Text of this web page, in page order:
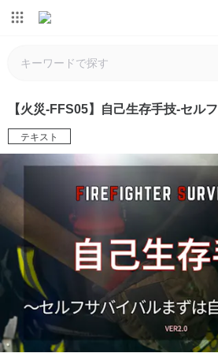
【火災-FFS05】自己生存手技-セル
テキスト